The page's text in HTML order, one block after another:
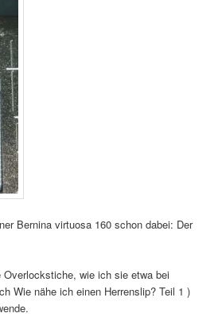
Bernina virtuosa 160 schon dabei: Der
Overlockstiche, wie ich sie etwa bei
Wie nähe ich einen Herrenslip? Teil 1 )